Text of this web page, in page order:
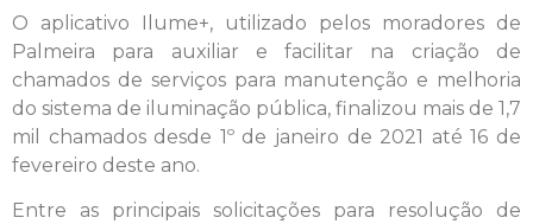
O aplicativo Ilume+, utilizado pelos moradores de
Palmeira para auxiliar e facilitar na criação de
chamados de serviços para manutenção e melhoria
do sistema de iluminação pública, finalizou mais de 1,7
mil chamados desde 1º de janeiro de 2021 até 16 de
fevereiro deste ano.
Entre as principais solicitações para resolução de